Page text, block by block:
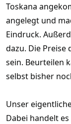
Toskana
angelegt und
Eindruck.
dazu. Die
sein. Beurteilen
selbst bisher
Unser
Dabei handelt